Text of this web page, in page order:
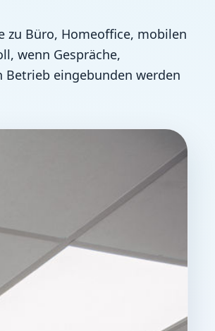
zu Büro, Homeoffice, mobilen
wenn Gespräche,
Betrieb eingebunden werden